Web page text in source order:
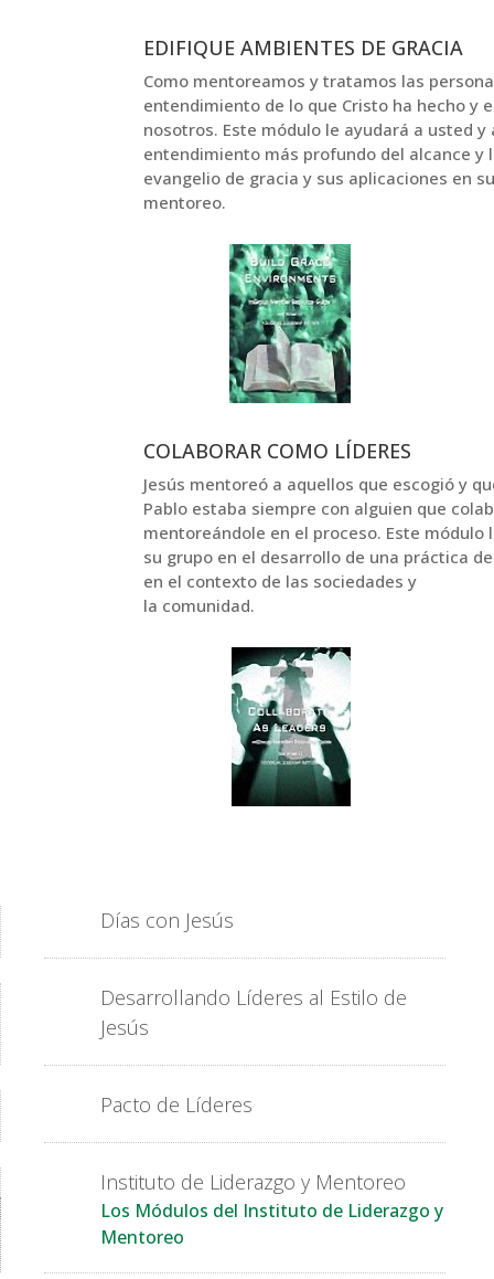
EDIFIQUE AMBIENTES DE GRACIA
Como mentoreamos y tratamos las
entendimiento de lo que Cristo ha hecho y
nosotros. Este módulo le ayudará a usted y
entendimiento más profundo del alcance y
evangelio de gracia y sus aplicaciones en
mentoreo.
COLABORAR COMO LÍDERES
Jesús mentoreó a aquellos que escogió y
Pablo estaba siempre con alguien que
mentoreándole en el proceso. Este módulo
su grupo en el desarrollo de una práctica
en el contexto de las sociedades y
la comunidad.
Días con Jesús
Desarrollando Líderes al Estilo de
Jesús
Pacto de Líderes
Instituto de Liderazgo y Mentoreo
Los Módulos del Instituto de Liderazgo y
Mentoreo